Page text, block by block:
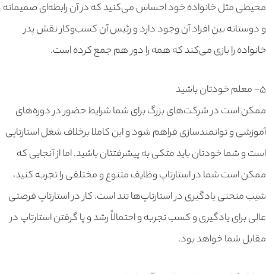
محیطی مثل خانواده خود احساس می‌کنید که در آن رابطه‌ای صمیمانه
و دوستانه بین افراد آن وجود دارد و رئیس آن کسب‌وکار نقش پدر
خانواده را بازی می‌کند که همه را دور هم جمع کرده است.
۵- معلم خودتان باشید
ممکن است در شرکت‌های بزرگ برای شما شرایط حضور در دوره‌های
آموزشی و توانمندسازی فراهم شود و این کاملا برخلاف شغل استارتاپی
است و شما خودتان باید متکی به پیشرفتتان باشید. اما از آنجایی که
ممکن است شما در استارتاپ وظایف متنوع و مختلفی را تجربه کنید،
شیب منحنی یادگیری در استارتاپ‌ها تند است. کار در استارتاپ فرصتی
عالی برای یادگیری و کسب تجربه و احتمالاً رشد و پا گرفتن استارتاپ در
مقابل شما خواهد بود.